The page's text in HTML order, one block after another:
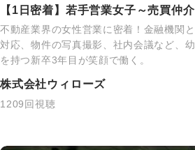
【1日密着】若手営業女子～売買仲
不動産業界の女性営業に密着！金融機関
対応、物件の写真撮影、社内会議など、
を持つ新卒3年目が笑顔で働く。
株式会社ウィローズ
1209回視聴